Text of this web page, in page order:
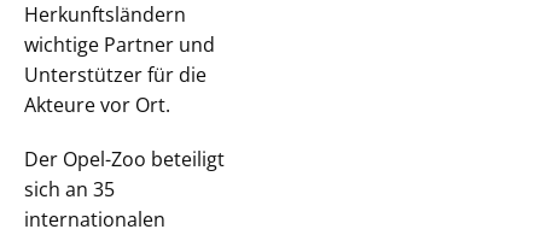
Herkunftsländern
wichtige Partner und
Unterstützer für die
Akteure vor Ort.
Der Opel-Zoo beteiligt
sich an 35
internationalen